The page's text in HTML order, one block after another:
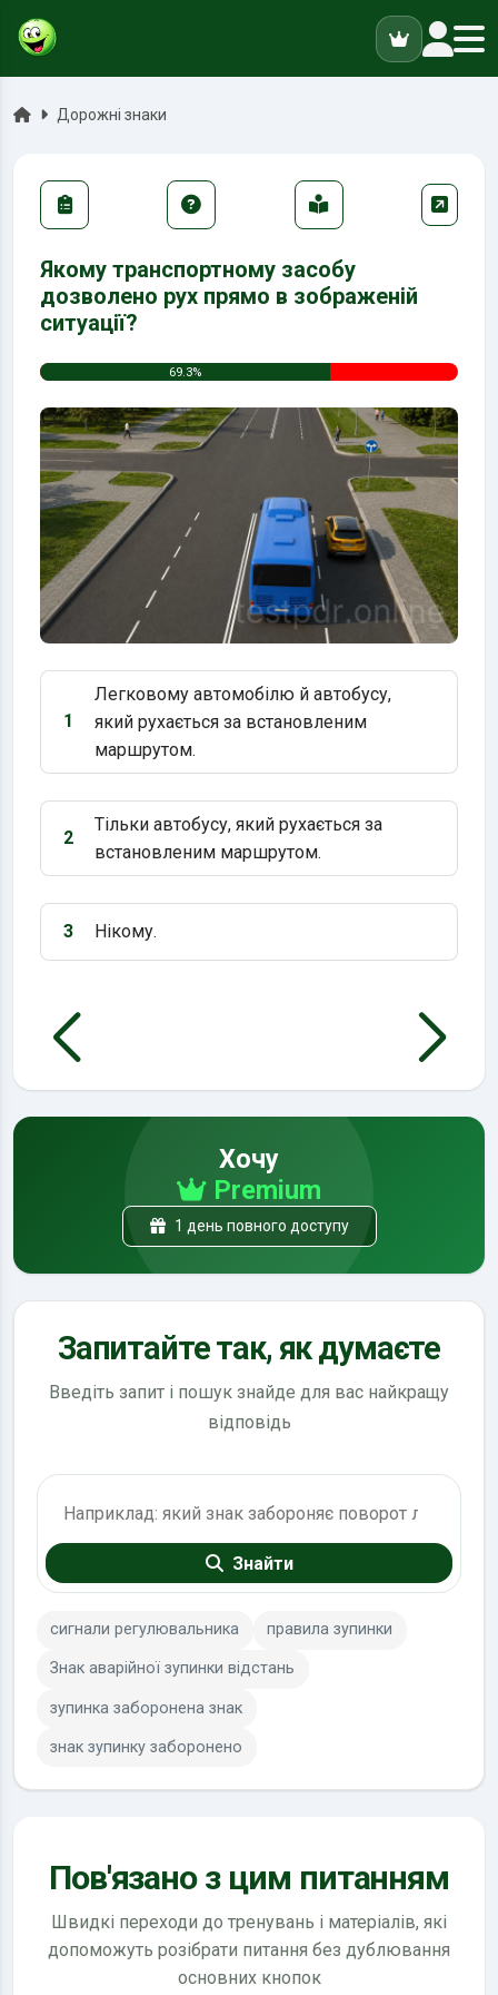
ГоловнаДорожні знаки
Якому транспортному засобу
дозволено рух прямо в зображеній
ситуації?
69.3%
Варіант 1:
1
Легковому автомобілю й автобусу,
який рухається за встановленим
маршрутом.
Варіант 2:
2
Тільки автобусу, який рухається за
встановленим маршрутом.
Варіант 3:
3 Нікому.
Хочу
Premium
1 день повного доступу
Запитайте так, як думаєте
Введіть запит і пошук знайде для вас найкращу
відповідь
Знайти
сигнали регулювальника правила зупинки
Знак аварійної зупинки відстань
зупинка заборонена знак
знак зупинку заборонено
Пов'язано з цим питанням
Швидкі переходи до тренувань і матеріалів, які
допоможуть розібрати питання без дублювання
основних кнопок